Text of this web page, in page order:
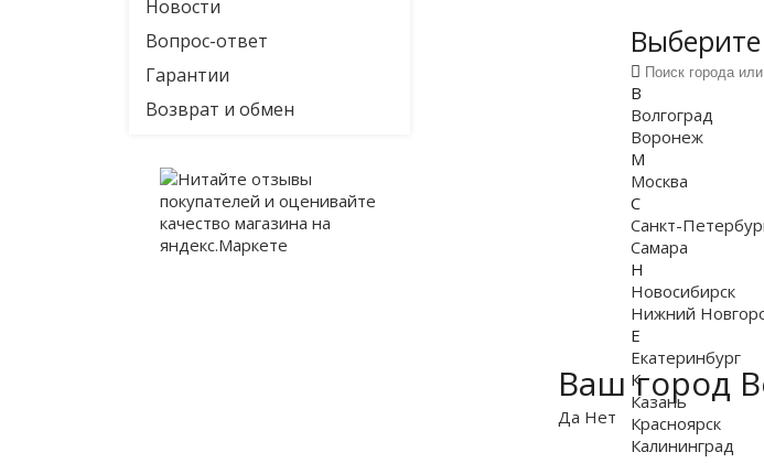
Новости
Вопрос-ответ
Гарантии
Возврат и обмен
Ваш город
Да Нет
В
Волгоград
Воронеж
М
Москва
С
Санкт-
Самара
Н
Новосибирск
Нижний
Е
Екатеринбург
К
Казань
Красноярск
Калининград